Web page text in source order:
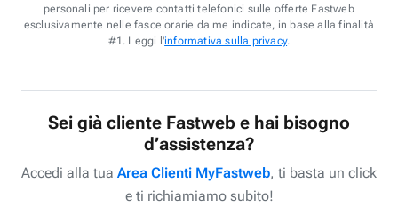
personali per ricevere contatti telefonici sulle offerte Fastweb
esclusivamente nelle fasce orarie da me indicate, in base alla finalità
#1. Leggi l'informativa sulla privacy.
Sei già cliente Fastweb e hai bisogno
d’assistenza?
Accedi alla tua Area Clienti MyFastweb, ti basta un click
e ti richiamiamo subito!